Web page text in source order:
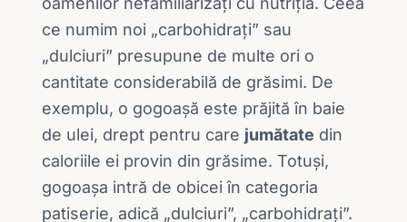
ce numim noi „carbohidrați” sau
„dulciuri” presupune de multe ori o
cantitate considerabilă de grăsimi. De
exemplu, o gogoașă este prăjită în baie
de ulei, drept pentru care jumătate din
caloriile ei provin din grăsime. Totuși,
gogoașa intră de obicei în categoria
patiserie, adică „dulciuri”, „carbohidrați”.